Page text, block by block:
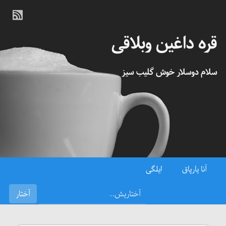
قره داغین وبلاقی
سلام دوسلار خوش گلیب سیز
آنا یارپاق ایلگی